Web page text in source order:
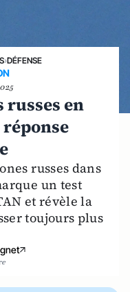
›DÉFENSE
en
russes dans
un test
et révèle la
toujours plus